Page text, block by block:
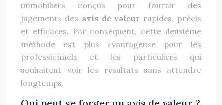
immobiliers conçus pour fournir des
jugements des avis de valeur rapides, précis
et efficaces. Par conséquent, cette deuxième
méthode est plus avantageuse pour les
professionnels et les particuliers qui
souhaitent voir les résultats sans attendre
longtemps.